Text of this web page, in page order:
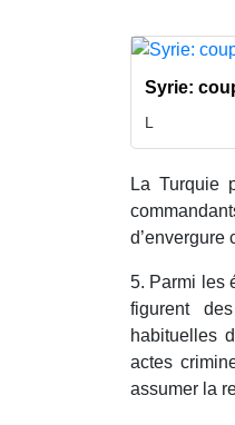
Syrie:
L
La Turquie
d’envergure
5. Parmi les
figurent
habituelles
actes
assumer la